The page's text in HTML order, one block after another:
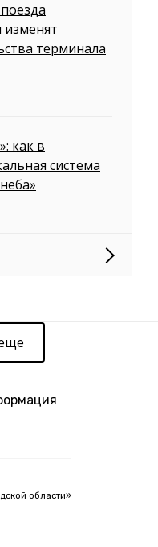
изменят
терминала
как в
система
области»